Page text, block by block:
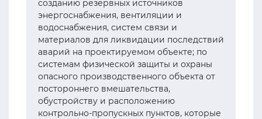
созданию резервных источников
энергоснабжения, вентиляции и
водоснабжения, систем связи и
материалов для ликвидации последствий
аварий на проектируемом объекте; по
системам физической защиты и охраны
опасного производственного объекта от
постороннего вмешательства,
обустройству и расположению
контрольно-пропускных пунктов, которые